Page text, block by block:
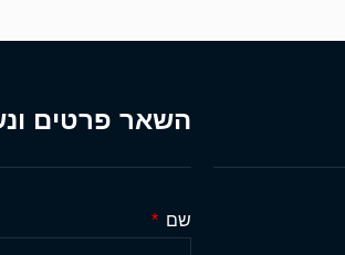
השאר פרטים
שם